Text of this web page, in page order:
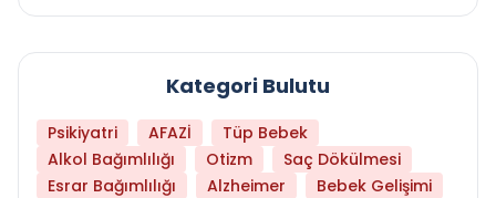
Kategori Bulutu
Psikiyatri AFAZİ
Tüp Bebek
Alkol Bağımlılığı
Otizm
Saç Dökülmesi
Esrar Bağımlılığı
Alzheimer
Bebek Gelişimi